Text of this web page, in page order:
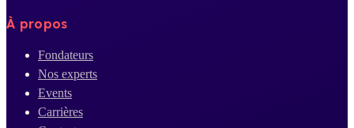
À propos
Fondateurs
Nos experts
Events
Carrières